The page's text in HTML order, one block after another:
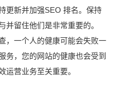
更新并加强SEO 排名。保持
并留住他们是非常重要的。
，一个人的健康可能会失败一
务，您的网站的健康也会受到
运营业务至关重要。